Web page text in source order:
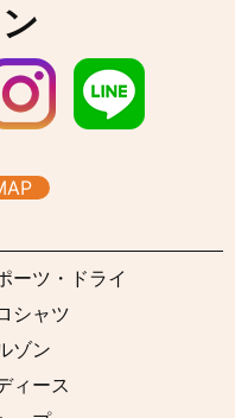
ーツ・ドライ
シャツ
ゾン
ィース